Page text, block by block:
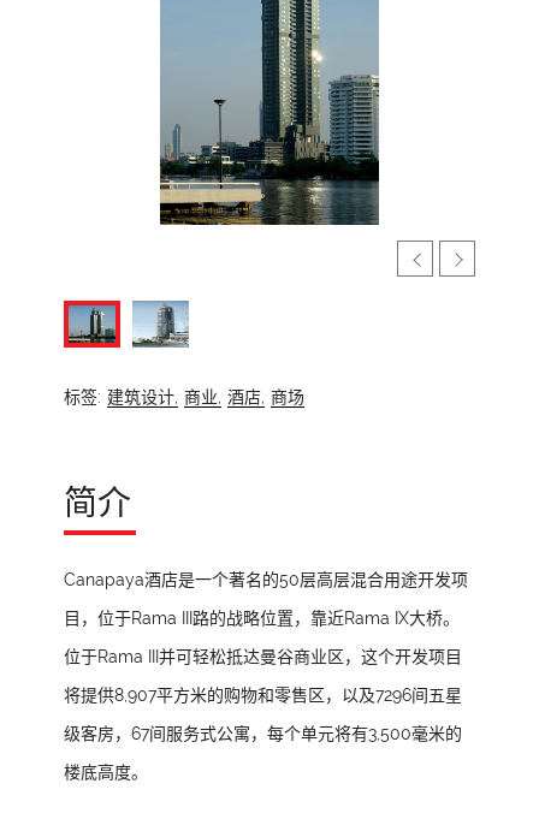
标签: 建筑设计, 商业, 酒店, 商场
简介
Canapaya酒店是一个著名的50层高层混合用途开发项
目，位于Rama III路的战略位置，靠近Rama IX大桥。
位于Rama III并可轻松抵达曼谷商业区，这个开发项目
将提供8,907平方米的购物和零售区，以及7296间五星
级客房，67间服务式公寓，每个单元将有3,500毫米的
楼底高度。